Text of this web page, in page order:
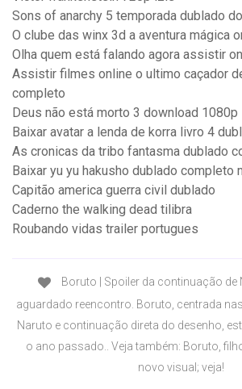
Sons of anarchy 5 temporada dublado
O clube das winx 3d a aventura mágica
Olha quem está falando agora assistir
Assistir filmes online o ultimo caçador
completo
Deus não está morto 3 download 1080p
Baixar avatar a lenda de korra livro 4
As cronicas da tribo fantasma dublado
Baixar yu yu hakusho dublado completo
Capitão america guerra civil dublado
Caderno the walking dead tilibra
Roubando vidas trailer portugues
Boruto | Spoiler da continuação
aguardado reencontro. Boruto, centrada
Naruto e continuação direta do desenho,
o ano passado.. Veja também: Boruto,
novo visual; veja!